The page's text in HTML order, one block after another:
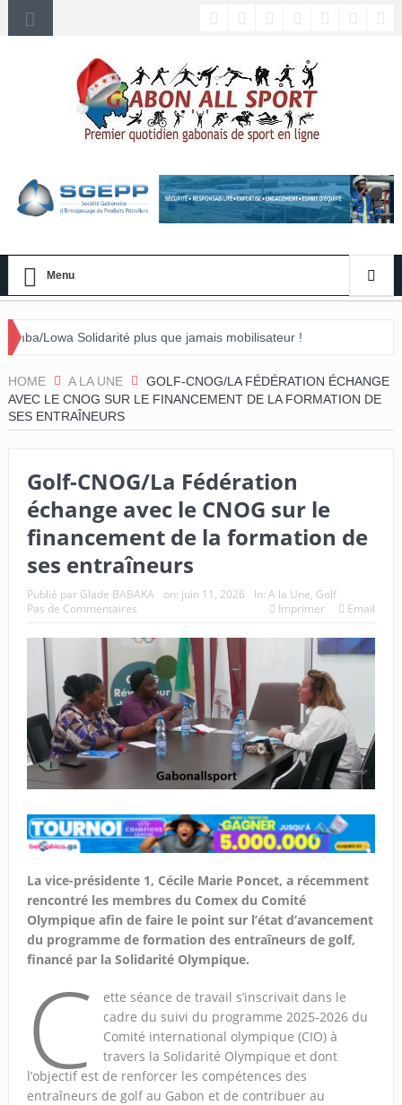
Menu
plus que jamais mobilisateur !
HOME A LA UNE
GOLF-CNOG/LA FÉDÉRATION ÉCHANGE
AVEC LE CNOG SUR LE FINANCEMENT DE LA FORMATION DE
SES ENTRAÎNEURS
Golf-CNOG/La Fédération
échange avec le CNOG sur le
financement de la formation de
ses entraîneurs
Publié par Glade BABAKA on: juin 11, 2026 In: A la Une, Golf
Pas de Commentaires
Imprimer Email
La vice-présidente 1, Cécile Marie Poncet, a récemment
rencontré les membres du Comex du Comité
Olympique afin de faire le point sur l’état d’avancement
du programme de formation des entraîneurs de golf,
financé par la Solidarité Olympique.
C
ette séance de travail s’inscrivait dans le
cadre du suivi du programme 2025-2026 du
Comité international olympique (CIO) à
travers la Solidarité Olympique et dont
l’objectif est de renforcer les compétences des
entraîneurs de golf au Gabon et de contribuer au